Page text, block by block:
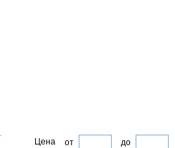
Цена от до